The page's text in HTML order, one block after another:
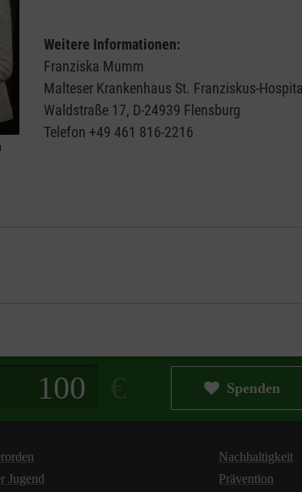
Weitere Informationen:
Franziska Mumm
Malteser Krankenhaus St. Franziskus-Hospital
Waldstraße 17, D-24939 Flensburg
Telefon +49 461 816-2216
Spenden
Jugend
Nachhaltigkeit
Prävention